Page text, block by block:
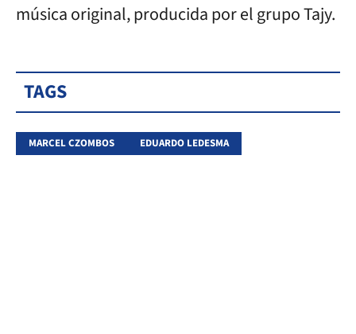
música original, producida por el grupo Tajy.
TAGS
MARCEL CZOMBOS EDUARDO LEDESMA